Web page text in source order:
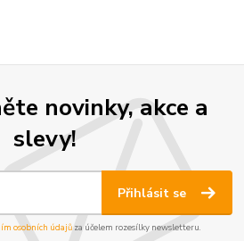
novinky, akce a
slevy!
Přihlásit se
osobních údajůza účelem rozesílky newsletteru.